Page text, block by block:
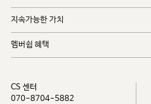
지속가능한 가치
멤버쉽 혜택
CS 센터
070-8704-5882